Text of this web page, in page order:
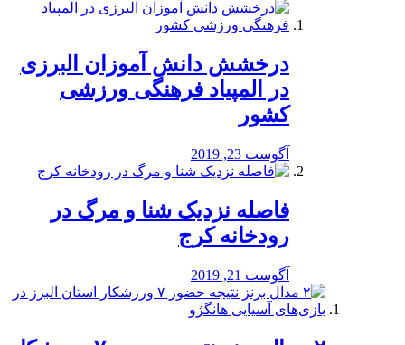
درخشش دانش آموزان البرزی
در المپیاد فرهنگی ورزشی
کشور
آگوست 23, 2019
️فاصله نزدیک شنا و مرگ در
رودخانه کرج
آگوست 21, 2019